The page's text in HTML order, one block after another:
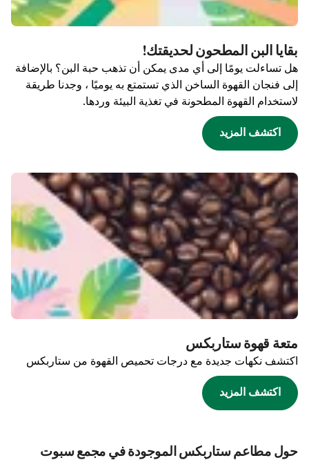
بقايا البن المطحون لحديقتك!
هل تساءلت يومًا إلى أي مدى يمكن أن تذهب حبة البن؟ بالإضافة
إلى فنجان القهوة الساخن الذي تستمتع به يوميًا ، وجدنا طريقة
لاستخدام القهوة المطحونة في تغذية البيئة وردها.
اكتشف المزيد
متعة قهوة ستاربكس
اكتشف نكهات جديدة مع درجات تحميص القهوة من ستاربكس
اكتشف المزيد
حول مطاعم ستاربكس الموجودة في مجمع سبوت